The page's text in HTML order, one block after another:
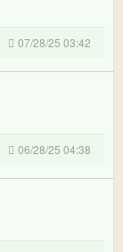
07/28/25 03:42
06/28/25 04:38